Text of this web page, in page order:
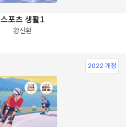
스포츠 생활1
황선환
2022 개정